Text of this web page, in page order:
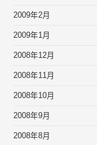
2009年2月
2009年1月
2008年12月
2008年11月
2008年10月
2008年9月
2008年8月